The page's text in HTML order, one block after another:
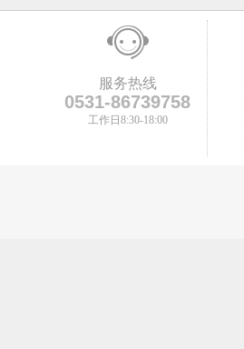
服务热线
0531-86739758
工作日8:30-18:00